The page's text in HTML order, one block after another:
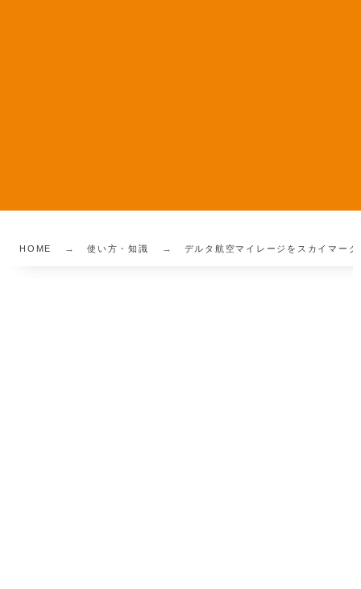
HOME 使い方・知識 デルタ航空マイレージをスカイマー